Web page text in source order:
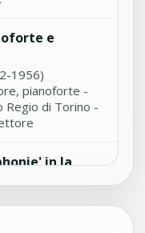
e
1956)
pianoforte -
di Torino -
in la